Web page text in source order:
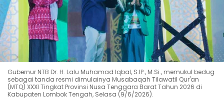
Gubernur NTB Dr. H. Lalu Muhamad Iqbal, S.IP., M.Si., memukul bedug
sebagai tanda resmi dimulainya Musabaqah Tilawatil Qur'an
(MTQ) XXXI Tingkat Provinsi Nusa Tenggara Barat Tahun 2026 di
Kabupaten Lombok Tengah, Selasa (9/6/2026).